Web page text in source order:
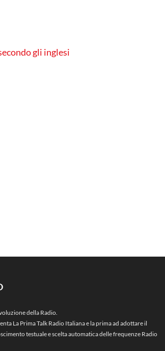
gli inglesi
della Radio.
La Prima Talk Radio Italiana e la prima ad adottare il
testuale e scelta automatica delle frequenze Radio